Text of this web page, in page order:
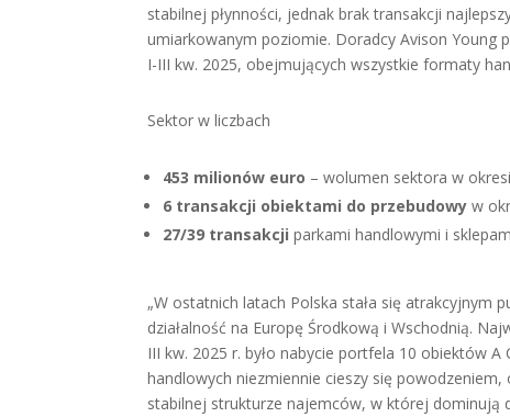
stabilnej płynności, jednak brak transakcji
umiarkowanym poziomie. Doradcy Avison Young
I-III kw. 2025, obejmujących wszystkie formaty
Sektor w liczbach
453 milionów euro – wolumen sektora w
6 transakcji obiektami do przebudowyw
27/39 transakcjiparkami handlowymi i
„W ostatnich latach Polska stała się atrakcyjnym
działalność na Europę Środkową i Wschodnią.
III kw. 2025 r. było nabycie portfela 10 obiektów
handlowych niezmiennie cieszy się
stabilnej strukturze najemców, w której dominują